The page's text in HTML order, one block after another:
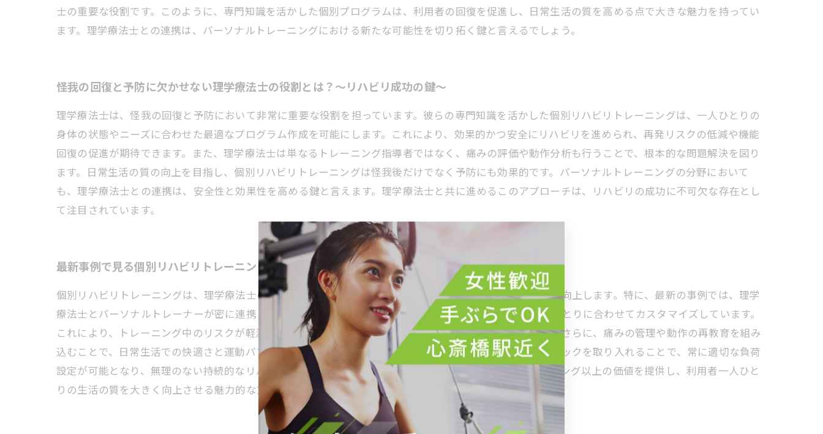
士の重要な役割です。このように、専門知識を活かした個別プログラムは、利用者の回復を促進し、日常生活の質を高める点で大きな魅力を持ってい
ます。理学療法士との連携は、パーソナルトレーニングにおける新たな可能性を切り拓く鍵と言えるでしょう。
怪我の回復と予防に欠かせない理学療法士の役割とは？〜リハビリ成功の鍵〜
理学療法士は、怪我の回復と予防において非常に重要な役割を担っています。彼らの専門知識を活かした個別リハビリトレーニングは、一人ひとりの
身体の状態やニーズに合わせた最適なプログラム作成を可能にします。これにより、効果的かつ安全にリハビリを進められ、再発リスクの低減や機能
回復の促進が期待できます。また、理学療法士は単なるトレーニング指導者ではなく、痛みの評価や動作分析も行うことで、根本的な問題解決を図り
ます。日常生活の質の向上を目指し、個別リハビリトレーニングは怪我後だけでなく予防にも効果的です。パーソナルトレーニングの分野において
も、理学療法士との連携は、安全性と効果性を高める鍵と言えます。理学療法士と共に進めるこのアプローチは、リハビリの成功に不可欠な存在とし
て注目されています。
最新事例で見る個別リハビリトレーニングの進化〜理学療法士との連携効果〜
個別リハビリトレーニングは、理学療法士の専門知識と技術を活かすことで、その効果と安全性が飛躍的に向上します。特に、最新の事例では、理学
療法士とパーソナルトレーナーが密に連携し、怪我の予防から回復に至るまでの一連のプログラムを一人ひとりに合わせてカスタマイズしています。
これにより、トレーニング中のリスクが軽減されるだけでなく、身体機能の改善スピードも加速しました。さらに、痛みの管理や動作の再教育を組み
込むことで、日常生活での快適さと運動パフォーマンスの両立を実現。理学療法士が行う評価とフィードバックを取り入れることで、常に適切な負荷
設定が可能となり、無理のない持続的なリハビリが実現しています。こうした取り組みは、単なるトレーニング以上の価値を提供し、利用者一人ひと
りの生活の質を大きく向上させる魅力的な方法と言えるでしょう。